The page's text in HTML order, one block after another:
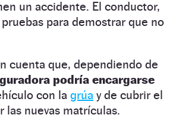
un accidente. El conductor,
para demostrar que no
cuenta que, dependiendo de
podría encargarse
con la grúa y de cubrir el
las nuevas matrículas.